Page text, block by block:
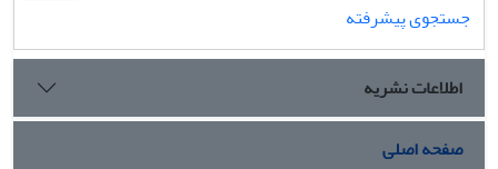
جستجوی پیشرفته
اطلاعات نشریه
صفحه اصلی